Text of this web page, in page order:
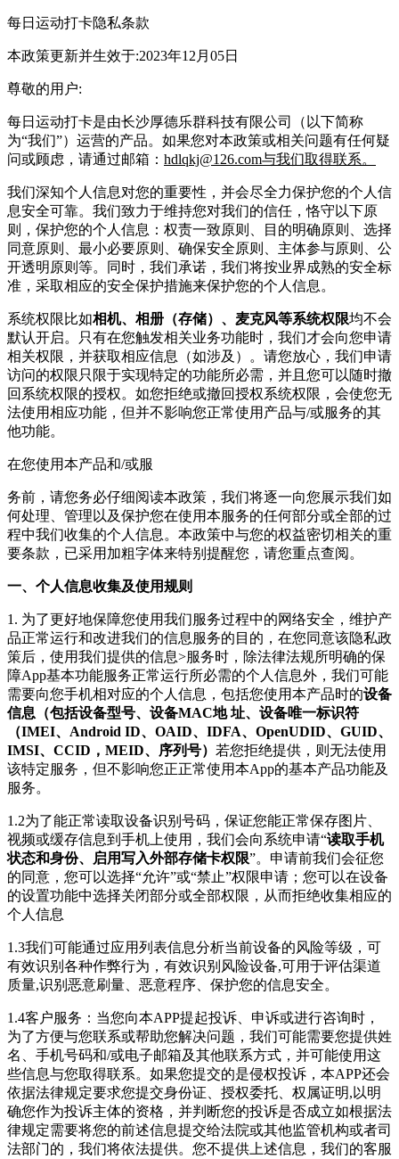
每日运动打卡隐私条款
本政策更新并生效于:2023年12月05日
尊敬的用户:
每日运动打卡是由长沙厚德乐群科技有限公司
（以下简称
为“我们”）运营的产品。如果您对本政策或相关问题有任何疑
问或顾虑，请通过邮箱： hdlqkj@126.com与我们取得联系。
我们深知个人信息对您的重要性，并会尽全力保护您的个人信
息安全可靠。我们致力于维持您对我们的信任，恪守以下原
则，保护您的个人信息：权责一致原则、目的明确原则、选择
同意原则、最小必要原则、确保安全原则、主体参与原则、公
开透明原则等。同时，我们承诺，我们将按业界成熟的安全标
准，采取相应的安全保护措施来保护您的个人信息。
系统权限比如相机、相册（存储）、麦克风等系统权限均不会
默认开启。只有在您触发相关业务功能时，我们才会向您申请
相关权限，并获取相应信息（如涉及）。请您放心，我们申请
访问的权限只限于实现特定的功能所必需，并且您可以随时撤
回系统权限的授权。如您拒绝或撤回授权系统权限，会使您无
法使用相应功能，但并不影响您正常使用产品与/或服务的其
他功能。
在您使用本产品和/或服
务前，请您务必仔细阅读本政策，我们将逐一向您展示我们如
何处理、管理以及保护您在使用本服务的任何部分或全部的过
程中我们收集的个人信息。本政策中与您的权益密切相关的重
要条款，已采用加粗字体来特别提醒您，请您重点查阅。
一、个人信息收集及使用规则
1. 为了更好地保障您使用我们服务过程中的网络安全，维护产
品正常运行和改进我们的信息服务的目的，在您同意该隐私政
策后，使用我们提供的信息>服务时，除法律法规所明确的保
障App基本功能服务正常运行所必需的个人信息外，我们可能
需要向您手机相对应的个人信息，包括您使用本产品时的设备
信息（包括设备型号、设备MAC地 址、设备唯一标识符
（IMEI、Android ID、OAID、IDFA、OpenUDID、GUID、
IMSI、CCID，MEID、序列号） 若您拒绝提供，则无法使用
该特定服务，但不影响您正正常使用本App的基本产品功能及
服务。
1.2为了能正常读取设备识别号码，保证您能正常保存图片、
视频或缓存信息到手机上使用，我们会向系统申请“读取手机
状态和身份、启用写入外部存储卡权限”。申请前我们会征您
的同意，您可以选择“允许”或“禁止”权限申请；您可以在设备
的设置功能中选择关闭部分或全部权限，从而拒绝收集相应的
个人信息
1.3我们可能通过应用列表信息分析当前设备的风险等级，可
有效识别各种作弊行为，有效识别风险设备,可用于评估渠道
质量,识别恶意刷量、恶意程序、保护您的信息安全。
1.4客户服务：当您向本APP提起投诉、申诉或进行咨询时，
为了方便与您联系或帮助您解决问题，我们可能需要您提供姓
名、手机号码和/或电子邮箱及其他联系方式，并可能使用这
些信息与您取得联系。如果您提交的是侵权投诉，本APP还会
依据法律规定要求您提交身份证、授权委托、权属证明,以明
确您作为投诉主体的资格，并判断您的投诉是否成立如根据法
律规定需要将您的前述信息提交给法院或其他监管机构或者司
法部门的，我们将依法提供。您不提供上述信息，我们的客服